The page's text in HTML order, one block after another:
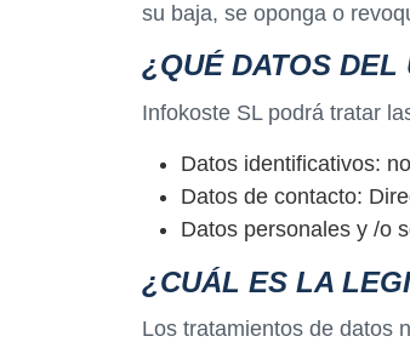
su baja, se oponga o
¿QUÉ DATOS DEL
Infokoste SL podrá tratar
Datos identificativos:
Datos de contacto:
Datos personales y /o
¿CUÁL ES LA
Los tratamientos de datos